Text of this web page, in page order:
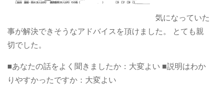
気になっていた
事が解決できそうなアドバイスを頂けました。
とても親
切でした。
■あなたの話をよく聞きましたか：大変よい ■説明はわか
りやすかったですか：大変よい